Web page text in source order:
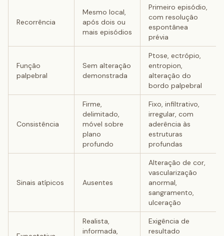
Recorrência
Mesmo local,
após dois ou
mais episódios
Primeiro episódio,
com resolução
espontânea
prévia
Função
palpebral
Sem alteração
demonstrada
Ptose, ectrópio,
entropion,
alteração do
bordo palpebral
Consistência
Firme,
delimitado,
móvel sobre
plano
profundo
Fixo, infiltrativo,
irregular, com
aderência às
estruturas
profundas
Sinais atípicos Ausentes
Alteração de cor,
vascularização
anormal,
sangramento,
ulceração
Realista,
informada,
Exigência de
resultado